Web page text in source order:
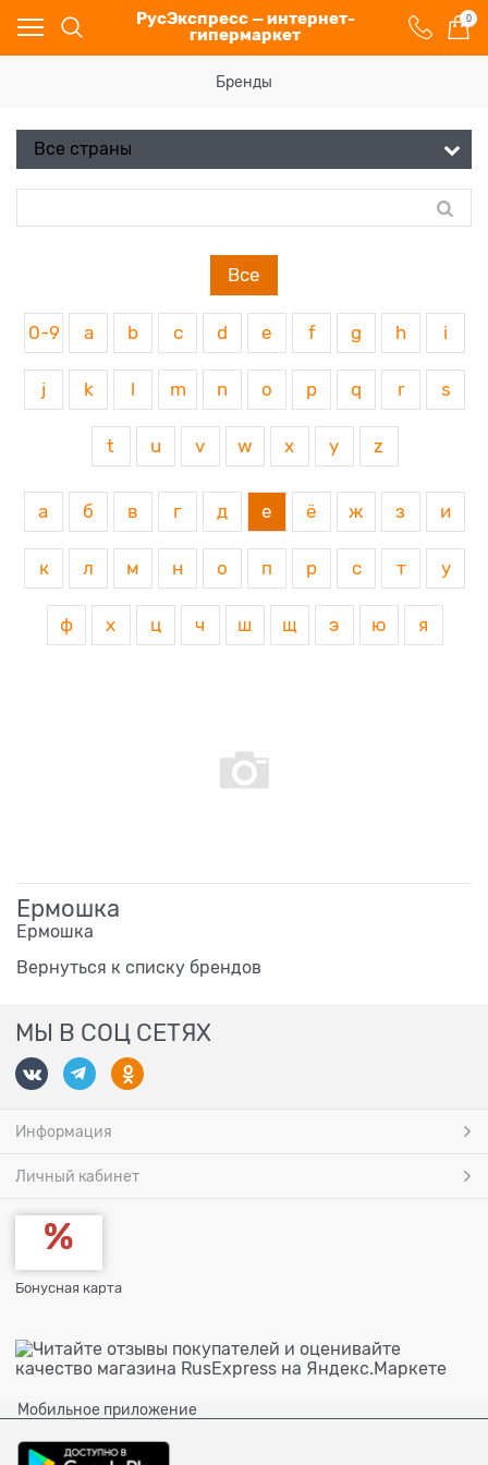
РусЭкспресс — интернет-
гипермаркет
0
Бренды
Все
0-9 a b c d e f g h i
j k m n o p q r s
t u v w x y z
а б в г д е ё ж з и
к л м н о п р с т у
ф х ц ч ш щ э ю я
Ермошка
Ермошка
Вернуться к списку брендов
МЫ В СОЦ СЕТЯХ
Информация
Личный кабинет
Бонусная карта
Мобильное приложение